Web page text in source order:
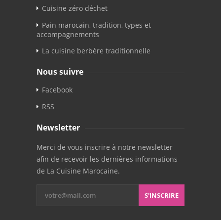
Cuisine zéro déchet
Pain marocain, tradition, types et
accompagnements
La cuisine berbère traditionnelle
Nous suivre
Facebook
RSS
Newsletter
Merci de vous inscrire à notre newsletter
afin de recevoir les dernières informations
de La Cuisine Marocaine.
S'INSCRIRE